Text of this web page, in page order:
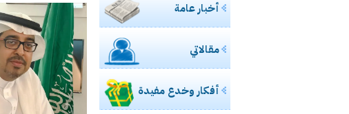
مشاركتي الثانية بعكاظ:وسائل
مشاركتي بعكاظ :ضوابط لحماية
مشاركتي بصحيفة
ورشة عمل
خفايا النت
أخبار عامة
مقالاتي
أفكار وخدع مفيدة